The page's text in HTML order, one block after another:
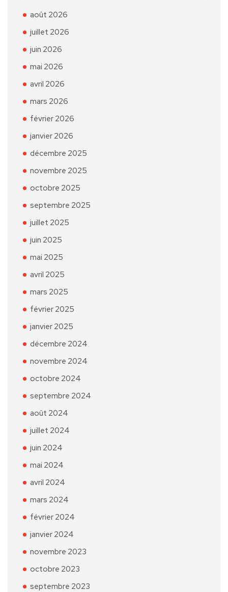
août 2026
juillet 2026
juin 2026
mai 2026
avril 2026
mars 2026
février 2026
janvier 2026
décembre 2025
novembre 2025
octobre 2025
septembre 2025
juillet 2025
juin 2025
mai 2025
avril 2025
mars 2025
février 2025
janvier 2025
décembre 2024
novembre 2024
octobre 2024
septembre 2024
août 2024
juillet 2024
juin 2024
mai 2024
avril 2024
mars 2024
février 2024
janvier 2024
novembre 2023
octobre 2023
septembre 2023